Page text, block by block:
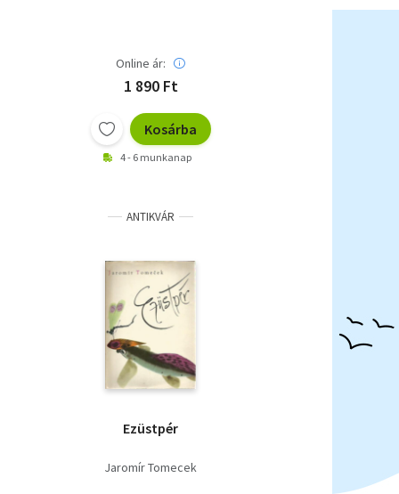
Online ár:
1 890 Ft
Kosárba
4 - 6 munkanap
ANTIKVÁR
Ezüstpér
Jaromír Tomecek